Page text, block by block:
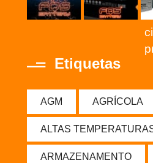
Etiquetas
AGM AGRÍCOLA
ALTAS
ARMAZENAMENTO